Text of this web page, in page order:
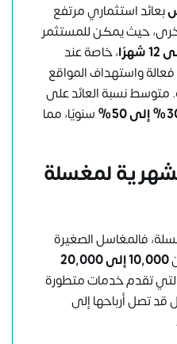
بعائد استثماري مرتفع
حيث يمكن للمستثمر
، خاصة عند
واستهداف المواقع
متوسط نسبة العائد على
50%
سنويًا، مما
لمغسلة
فالمغاسل الصغيرة
10,000 إلى 20,000
التي تقدم خدمات متطورة
قد تصل أرباحها إلى